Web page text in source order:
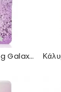
Κάλυμμα Samsung Galaxy Tab S6 Lite Λαμπερές Πούλιες